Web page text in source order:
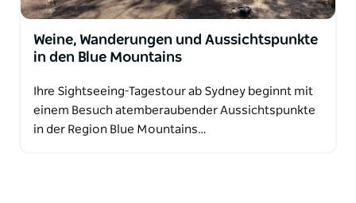
Weine, Wanderungen und Aussichtspunkte
in den Blue Mountains
Ihre Sightseeing-Tagestour ab Sydney beginnt mit
einem Besuch atemberaubender Aussichtspunkte
in der Region Blue Mountains…